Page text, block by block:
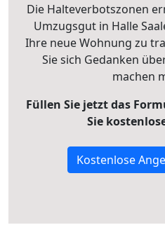
Die Halteverbotszonen
Umzugsgut in Halle
Ihre neue Wohnung zu
Sie sich Gedanken
machen
Füllen Sie jetzt das
Sie
Kostenlose